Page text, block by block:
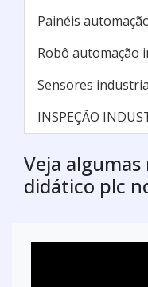
Painéis
Robô automação
Sensores
INSPEÇÃO
Veja
didático plc